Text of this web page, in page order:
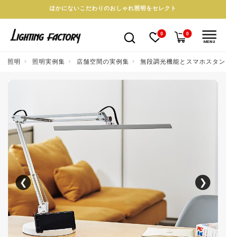
ほかにないこだわりのおしゃれ照明をセレクト
0 0
MENU
照明 照明実例集 店舗空間の実例集 無段調光機能とスマホスタ
❮ ❯